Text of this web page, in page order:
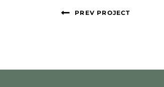
PREV PROJECT